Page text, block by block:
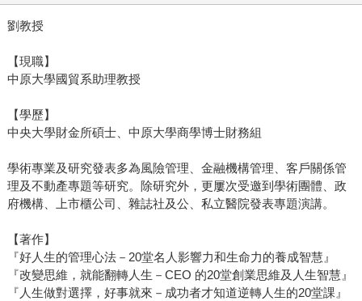
劉教授
【現職】
中原大學國貿系助理教授
【學歷】
中央大學財金所碩士、中原大學商學博士財務組
學術專業及研究發表多為風險管理、金融機構管理、客戶關係管
理及不動產專題等研究。除研究外，更屢次受邀到學術團體、政
府機構、上市櫃公司、雜誌社及公、私立醫院發表專題演講。
【著作】
『好人生的管理心法－20堂名人影響力和生命力的養成智慧』
『改變思維，就能翻轉人生－CEO 的20堂創業思維及人生智慧』
『人生做對選擇，好事就來－成功者才知道逆轉人生的20堂課』